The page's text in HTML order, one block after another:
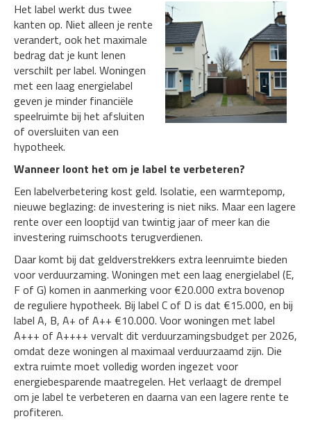
Het label werkt dus twee
kanten op. Niet alleen je rente
verandert, ook het maximale
bedrag dat je kunt lenen
verschilt per label. Woningen
met een laag energielabel
geven je minder financiële
speelruimte bij het afsluiten
of oversluiten van een
hypotheek.
Wanneer loont het om je label te verbeteren?
Een labelverbetering kost geld. Isolatie, een warmtepomp,
nieuwe beglazing: de investering is niet niks. Maar een lagere
rente over een looptijd van twintig jaar of meer kan die
investering ruimschoots terugverdienen.
Daar komt bij dat geldverstrekkers extra leenruimte bieden
voor verduurzaming. Woningen met een laag energielabel (E,
F of G) komen in aanmerking voor €20.000 extra bovenop
de reguliere hypotheek. Bij label C of D is dat €15.000, en bij
label A, B, A+ of A++ €10.000. Voor woningen met label
A+++ of A++++ vervalt dit verduurzamingsbudget per 2026,
omdat deze woningen al maximaal verduurzaamd zijn. Die
extra ruimte moet volledig worden ingezet voor
energiebesparende maatregelen. Het verlaagt de drempel
om je label te verbeteren en daarna van een lagere rente te
profiteren.